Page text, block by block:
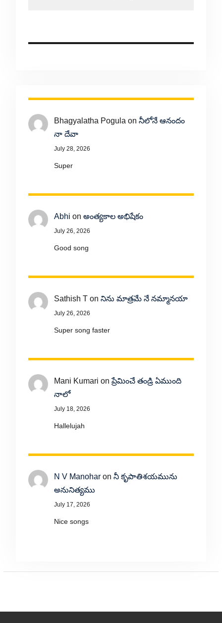
Bhagyalatha Pogula on నీలోనే ఆనందం
నా దేవా
July 28, 2026
Super
Abhi on అంత్యకాల అభిషేకం
July 26, 2026
Good song
Sathish Ton నిను మాత్రమే నే నమ్మానయా
July 26, 2026
Super song faster
Mani Kumari onప్రేమించే తండ్రి ఏముంది
నాలో
July 18, 2026
Hallelujah
N V Manoharon నీ కృపాతిశయమును
అనునిత్యము
July 17, 2026
Nice songs